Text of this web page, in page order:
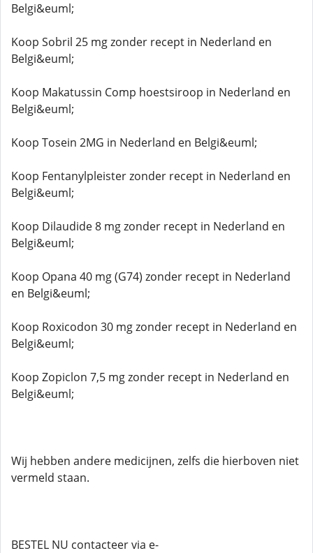
Belgi&euml;
Koop Sobril 25 mg zonder recept in Nederland en
Belgi&euml;
Koop Makatussin Comp hoestsiroop in Nederland en
Belgi&euml;
Koop Tosein 2MG in Nederland en Belgi&euml;
Koop Fentanylpleister zonder recept in Nederland en
Belgi&euml;
Koop Dilaudide 8 mg zonder recept in Nederland en
Belgi&euml;
Koop Opana 40 mg (G74) zonder recept in Nederland
en Belgi&euml;
Koop Roxicodon 30 mg zonder recept in Nederland en
Belgi&euml;
Koop Zopiclon 7,5 mg zonder recept in Nederland en
Belgi&euml;
Wij hebben andere medicijnen, zelfs die hierboven niet
vermeld staan.
BESTEL NU contacteer via e-